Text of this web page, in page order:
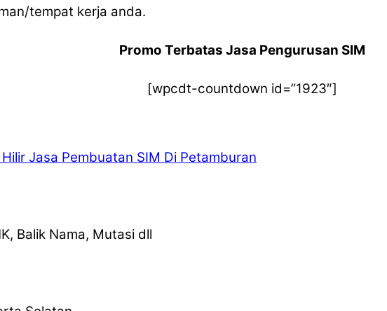
tempat kerja anda.
Promo Terbatas Jasa Pengurusan SIM
[wpcdt-countdown id=”1923″]
Jasa Pembuatan SIM Di Petamburan
Balik Nama, Mutasi dll